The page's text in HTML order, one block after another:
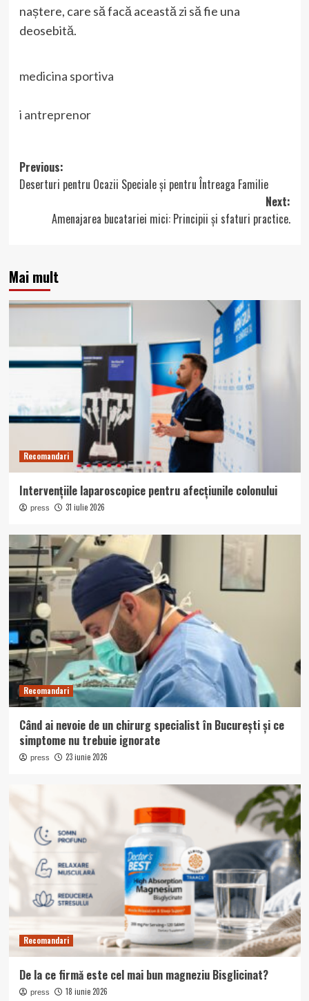
naștere, care să facă această zi să fie una
deosebită.
medicina sportiva
i antreprenor
Post
navigation
Previous:
Deserturi pentru Ocazii Speciale și pentru Întreaga Familie
Next:
Amenajarea bucatariei mici: Principii și sfaturi practice.
Mai mult
Recomandari
Intervențiile laparoscopice pentru afecțiunile colonului
press 31 iulie 2026
Recomandari
Când ai nevoie de un chirurg specialist în București și ce
simptome nu trebuie ignorate
press 23 iunie 2026
Recomandari
De la ce firmă este cel mai bun magneziu Bisglicinat?
press 18 iunie 2026